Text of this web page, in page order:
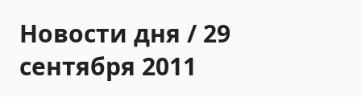
Новости дня / 29
сентября 2011